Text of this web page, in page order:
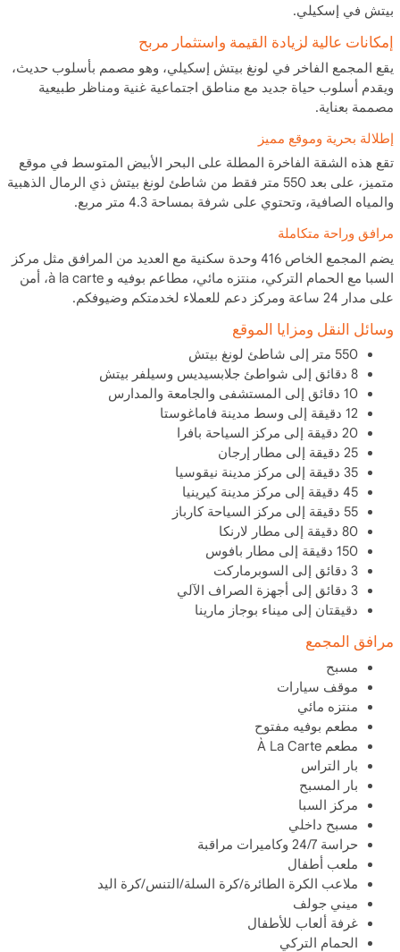
بيتش في إسكيلي.
إمكانات عالية لزيادة القيمة واستثمار مربح
يقع المجمع الفاخر في لونغ بيتش إسكيلي، وهو مصمم بأسلوب حديث،
ويقدم أسلوب حياة جديد مع مناطق اجتماعية غنية ومناظر طبيعية
مصممة بعناية.
إطلالة بحرية وموقع مميز
تقع هذه الشقة الفاخرة المطلة على البحر الأبيض المتوسط في موقع
متميز، على بعد 550 متر فقط من شاطئ لونغ بيتش ذي الرمال الذهبية
والمياه الصافية، وتحتوي على شرفة بمساحة 4.3 متر مربع.
مرافق وراحة متكاملة
يضم المجمع الخاص 416 وحدة سكنية مع العديد من المرافق مثل مركز
السبا مع الحمام التركي، منتزه مائي، مطاعم بوفيه و à la carte، أمن
على مدار 24 ساعة ومركز دعم للعملاء لخدمتكم وضيوفكم.
وسائل النقل ومزايا الموقع
550 متر إلى شاطئ لونغ بيتش
8 دقائق إلى شواطئ جلابسيديس وسيلفر بيتش
10 دقائق إلى المستشفى والجامعة والمدارس
12 دقيقة إلى وسط مدينة فاماغوستا
20 دقيقة إلى مركز السياحة بافرا
25 دقيقة إلى مطار إرجان
35 دقيقة إلى مركز مدينة نيقوسيا
45 دقيقة إلى مركز مدينة كيرينيا
55 دقيقة إلى مركز السياحة كارباز
80 دقيقة إلى مطار لارنكا
150 دقيقة إلى مطار بافوس
3 دقائق إلى السوبرماركت
3 دقائق إلى أجهزة الصراف الآلي
دقيقتان إلى ميناء بوجاز مارينا
مرافق المجمع
مسبح
موقف سيارات
منتزه مائي
مطعم بوفيه مفتوح
مطعم À La Carte
بار التراس
بار المسبح
مركز السبا
مسبح داخلي
حراسة 24/7 وكاميرات مراقبة
ملعب أطفال
ملاعب الكرة الطائرة/كرة السلة/التنس/كرة اليد
ميني جولف
غرفة ألعاب للأطفال
الحمام التركي